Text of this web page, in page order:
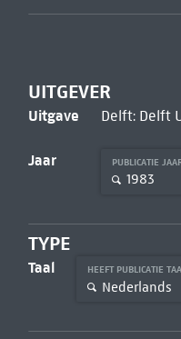
UITGEVER
Uitgave Delft: Delft
Jaar PUBLICATIE
1983
TYPE
Taal HEEFT PUBLICATIE
Nederlands